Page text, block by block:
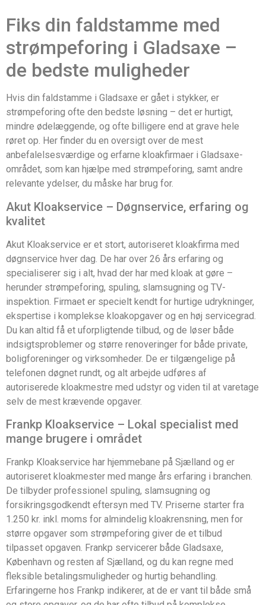
Fiks din faldstamme med
strømpeforing i Gladsaxe –
de bedste muligheder
Hvis din faldstamme i Gladsaxe er gået i stykker, er
strømpeforing ofte den bedste løsning – det er hurtigt,
mindre ødelæggende, og ofte billigere end at grave hele
røret op. Her finder du en oversigt over de mest
anbefalelsesværdige og erfarne kloakfirmaer i Gladsaxe-
området, som kan hjælpe med strømpeforing, samt andre
relevante ydelser, du måske har brug for.
Akut Kloakservice – Døgnservice, erfaring og
kvalitet
Akut Kloakservice er et stort, autoriseret kloakfirma med
døgnservice hver dag. De har over 26 års erfaring og
specialiserer sig i alt, hvad der har med kloak at gøre –
herunder strømpeforing, spuling, slamsugning og TV-
inspektion. Firmaet er specielt kendt for hurtige udrykninger,
ekspertise i komplekse kloakopgaver og en høj servicegrad.
Du kan altid få et uforpligtende tilbud, og de løser både
indsigtsproblemer og større renoveringer for både private,
boligforeninger og virksomheder. De er tilgængelige på
telefonen døgnet rundt, og alt arbejde udføres af
autoriserede kloakmestre med udstyr og viden til at varetage
selv de mest krævende opgaver.
Frankp Kloakservice – Lokal specialist med
mange brugere i området
Frankp Kloakservice har hjemmebane på Sjælland og er
autoriseret kloakmester med mange års erfaring i branchen.
De tilbyder professionel spuling, slamsugning og
forsikringsgodkendt eftersyn med TV. Priserne starter fra
1.250 kr. inkl. moms for almindelig kloakrensning, men for
større opgaver som strømpeforing giver de et tilbud
tilpasset opgaven. Frankp servicerer både Gladsaxe,
København og resten af Sjælland, og du kan regne med
fleksible betalingsmuligheder og hurtig behandling.
Erfaringerne hos Frankp indikerer, at de er vant til både små